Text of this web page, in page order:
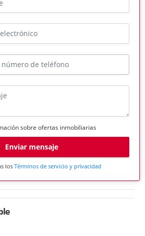
sobre ofertas inmobiliarias
Enviar mensaje
los Términos de servicio y privacidad